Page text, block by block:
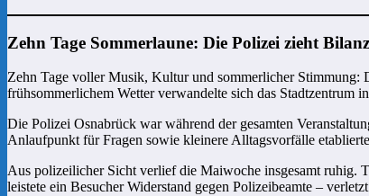
Zehn Tage Sommerlaune: Die Polizei zieht
Zehn Tage voller Musik, Kultur und sommerlicher Stimmung:
frühsommerlichem Wetter verwandelte sich das Stadtzentrum
Die Polizei Osnabrück war während der gesamten
Anlaufpunkt für Fragen sowie kleinere Alltagsvorfälle
Aus polizeilicher Sicht verlief die Maiwoche insgesamt ruhig.
leistete ein Besucher Widerstand gegen Polizeibeamte –